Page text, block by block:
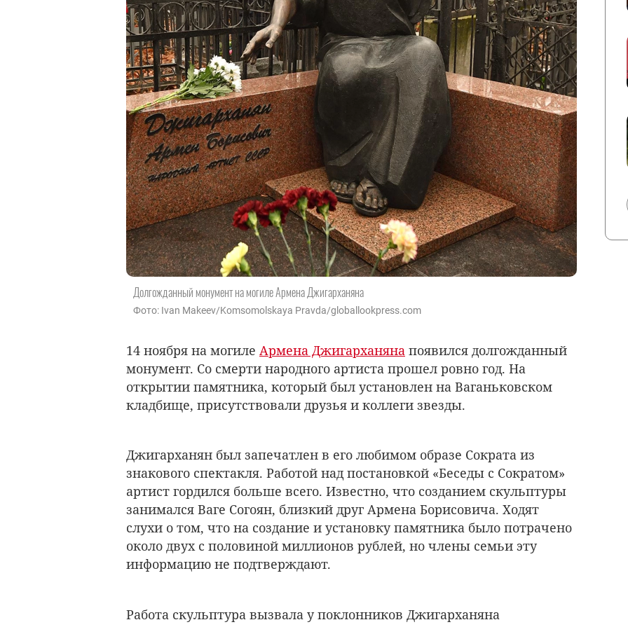
Долгожданный монумент на могиле Армена Джигарханяна
Фото: Ivan Makeev/Komsomolskaya Pravda/globallookpress.com
14 ноября на могиле Армена Джигарханяна появился долгожданный
монумент. Со смерти народного артиста прошел ровно год. На
открытии памятника, который был установлен на Ваганьковском
кладбище, присутствовали друзья и коллеги звезды.
Джигарханян был запечатлен в его любимом образе Сократа из
знакового спектакля. Работой над постановкой «Беседы с Сократом»
артист гордился больше всего. Известно, что созданием скульптуры
занимался Ваге Согоян, близкий друг Армена Борисовича. Ходят
слухи о том, что на создание и установку памятника было потрачено
около двух с половиной миллионов рублей, но члены семьи эту
информацию не подтверждают.
Работа скульптура вызвала у поклонников Джигарханяна